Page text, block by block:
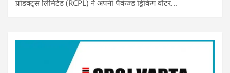
प्रोडक्ट्स लिमिटेड (RCPL) ने अपनी पैकेज्ड ड्रिंकिंग वॉटर…